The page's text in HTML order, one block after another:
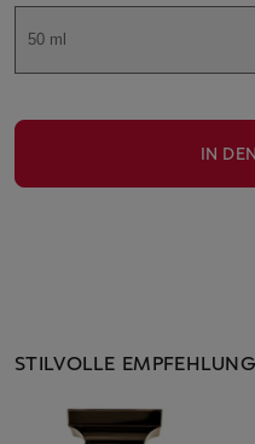
50 ml
IN
STILVOLLE